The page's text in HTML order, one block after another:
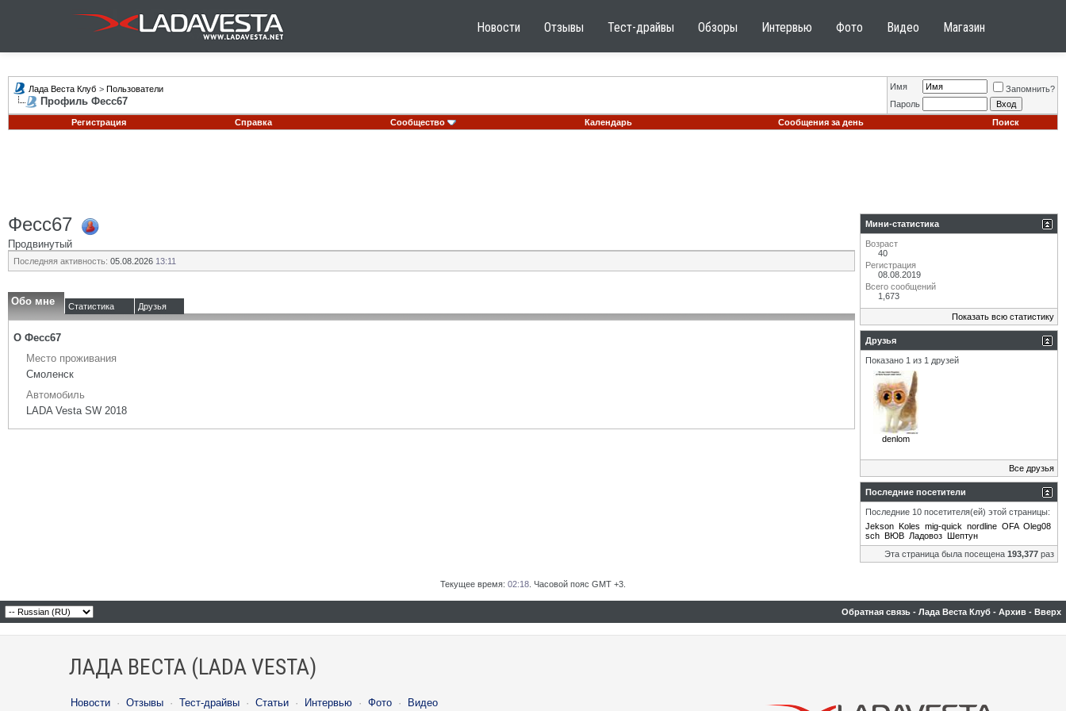
Новости Отзывы Тест-драйвы Обзоры Интервью Фото Видео Магазин
Лада Веста Клуб > Пользователи
Профиль Фесс67
Имя
Запомнить?
Пароль
Регистрация
Справка Сообщество Календарь Сообщения за день Поиск
Фесс67
Продвинутый
Последняя активность: 05.08.2026 13:11
Обо мне Статистика Друзья
О Фесс67
Место проживания
Смоленск
Автомобиль
LADA Vesta SW 2018
Мини-статистика
Возраст
40
Регистрация
08.08.2019
Всего сообщений
1,673
Показать всю статистику
Друзья
Показано 1 из 1 друзей
denlom
Все друзья
Последние посетители
Последние 10 посетителя(ей) этой страницы:
Jekson Koles mig-quick nordline OFA Oleg08
sch ВЮВ Ладовоз Шептун
Эта страница была посещена 193,377 раз
Текущее время: 02:18 . Часовой пояс GMT +3.
Обратная связь - Лада Веста Клуб - Архив - Вверх
ЛАДА ВЕСТА (LADA VESTA)
Новости · Отзывы · Тест-драйвы · Статьи · Интервью · Фото · Видео